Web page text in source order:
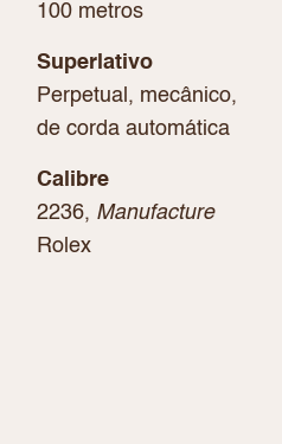
100 metros
Superlativo
Perpetual, mecânico,
de corda automática
Calibre
2236, Manufacture
Rolex